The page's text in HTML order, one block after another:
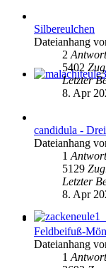
Silbereulchen
Dateianhang
2
5402
Letzter
8. Apr
candidula -
Dateianhang
1
5129
Letzter
8. Apr
Feldbeifuß-
Dateianhang
1